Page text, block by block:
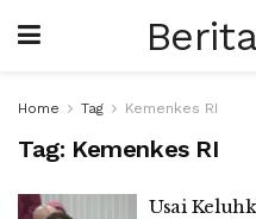
Home Tag Kemenkes RI
Tag: Kemenkes RI
Usai